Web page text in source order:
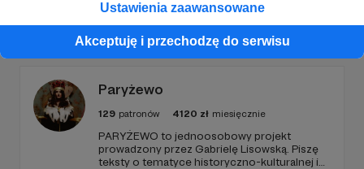
Ustawienia zaawansowane
Akceptuję i przechodzę do serwisu
Promowani autorzy
Paryżewo
129 patronów 4120 zł miesięcznie
PARYŻEWO to jednoosobowy projekt
prowadzony przez Gabrielę Lisowską. Piszę
teksty o tematyce historyczno-kulturalnej i